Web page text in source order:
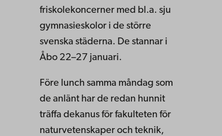
friskolekoncerner med bl.a. sju
gymnasieskolor i de större
svenska städerna. De stannar i
Åbo 22–27 januari.
Före lunch samma måndag som
de anlänt har de redan hunnit
träffa dekanus för fakulteten för
naturvetenskaper och teknik,